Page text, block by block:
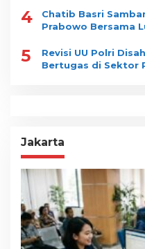
4
Chatib Basri
Prabowo Bersama
5
Revisi UU Polri
Bertugas di Sektor
Jakarta